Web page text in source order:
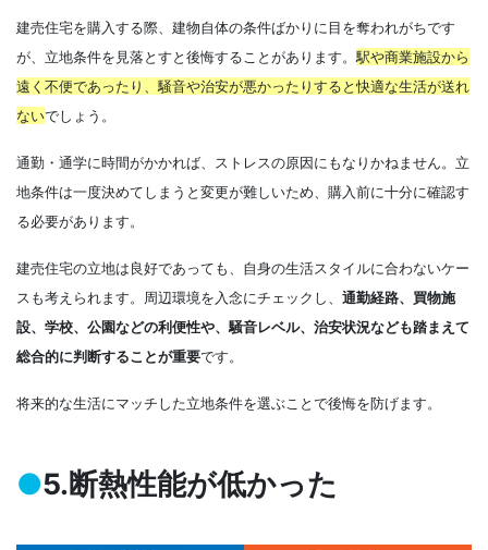
建売住宅を購入する際、建物自体の条件ばかりに目を奪われがちです
が、立地条件を見落とすと後悔することがあります。駅や商業施設から
遠く不便であったり、騒音や治安が悪かったりすると快適な生活が送れ
ないでしょう。
通勤・通学に時間がかかれば、ストレスの原因にもなりかねません。立
地条件は一度決めてしまうと変更が難しいため、購入前に十分に確認す
る必要があります。
建売住宅の立地は良好であっても、自身の生活スタイルに合わないケー
スも考えられます。周辺環境を入念にチェックし、 通勤経路、買物施
設、学校、公園などの利便性や、騒音レベル、治安状況なども踏まえて
総合的に判断することが重要です。
将来的な生活にマッチした立地条件を選ぶことで後悔を防げます。
●5.断熱性能が低かった